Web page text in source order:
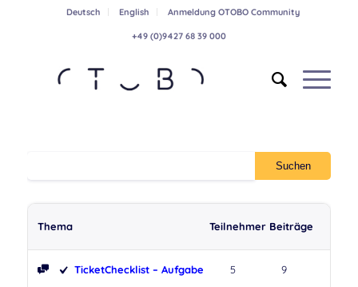
Deutsch English Anmeldung OTOBO Community
+49 (0)9427 68 39 000
Thema Teilnehmer Beiträge
TicketChecklist – Aufgabe
5 9